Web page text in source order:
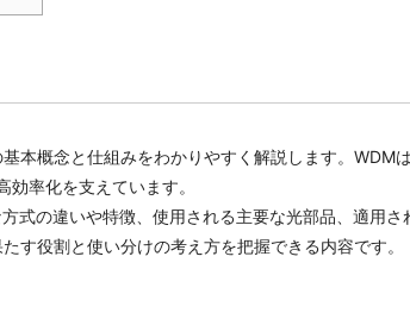
本概念と仕組みをわかりやすく解説します。WDM
率化を支えています。
式の違いや特徴、使用される主要な光部品、適用さ
す役割と使い分けの考え方を把握できる内容です。